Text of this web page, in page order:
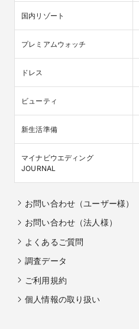
国内リゾート
プレミアムウォッチ
ドレス
ビューティ
新生活準備
マイナビウエディング
JOURNAL
お問い合わせ（ユーザー様）
お問い合わせ（法人様）
よくあるご質問
調査データ
ご利用規約
個人情報の取り扱い